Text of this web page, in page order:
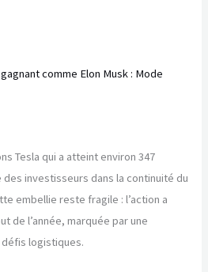
comme Elon Musk : Mode
Tesla qui a atteint environ 347
investisseurs dans la continuité du
embellie reste fragile : l’action a
de l’année, marquée par une
logistiques.